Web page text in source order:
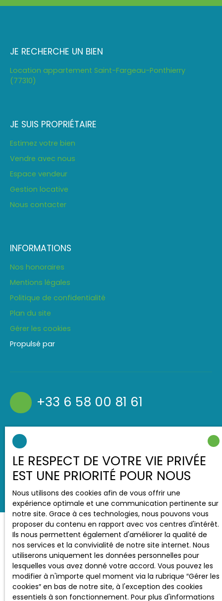
JE RECHERCHE UN BIEN
Location appartement Saint-Fargeau-Ponthierry
(77310)
JE SUIS PROPRIÉTAIRE
Estimez votre bien
Vendre avec nous
Espace vendeur
Gestion locative
Nous contacter
INFORMATIONS
Nos honoraires
Mentions légales
Politique de confidentialité
Plan du site
Gérer les cookies
Propulsé par
+33 6 58 00 81 61
LE RESPECT DE VOTRE VIE PRIVÉE
EST UNE PRIORITÉ POUR NOUS
Nous utilisons des cookies afin de vous offrir une
expérience optimale et une communication pertinente sur
notre site. Grace à ces technologies, nous pouvons vous
proposer du contenu en rapport avec vos centres d'intérêt.
Ils nous permettent également d'améliorer la qualité de
nos services et la convivialité de notre site internet. Nous
utiliserons uniquement les données personnelles pour
lesquelles vous avez donné votre accord. Vous pouvez les
modifier à n'importe quel moment via la rubrique ″Gérer les
cookies″ en bas de notre site, à l'exception des cookies
essentiels à son fonctionnement. Pour plus d'informations